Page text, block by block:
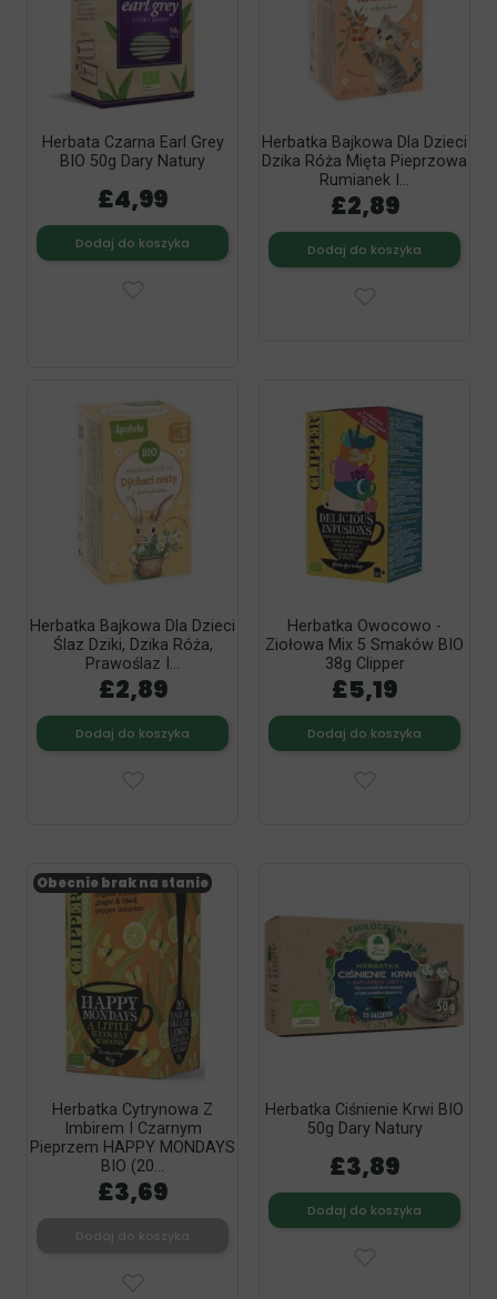
Herbata Czarna Earl Grey
BIO 50g Dary Natury
£4,99
Dodaj do koszyka
Herbatka Bajkowa Dla Dzieci
Dzika Róża Mięta Pieprzowa
Rumianek I...
£2,89
Dodaj do koszyka
Herbatka Bajkowa Dla Dzieci
Ślaz Dziki, Dzika Róża,
Prawoślaz I...
£2,89
Dodaj do koszyka
Herbatka Owocowo -
Ziołowa Mix 5 Smaków BIO
38g Clipper
£5,19
Dodaj do koszyka
Herbatka Cytrynowa Z
Imbirem I Czarnym
Pieprzem HAPPY MONDAYS
BIO (20...
£3,69
Obecnie brak na stanie
Herbatka Ciśnienie Krwi BIO
50g Dary Natury
£3,89
Dodaj do koszyka